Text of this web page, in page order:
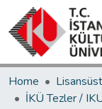
Home
İKÜ Tezler /